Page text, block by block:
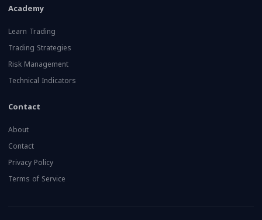
Academy
Learn Trading
Trading Strategies
Risk Management
Technical Indicators
Contact
About
Contact
Privacy Policy
Terms of Service